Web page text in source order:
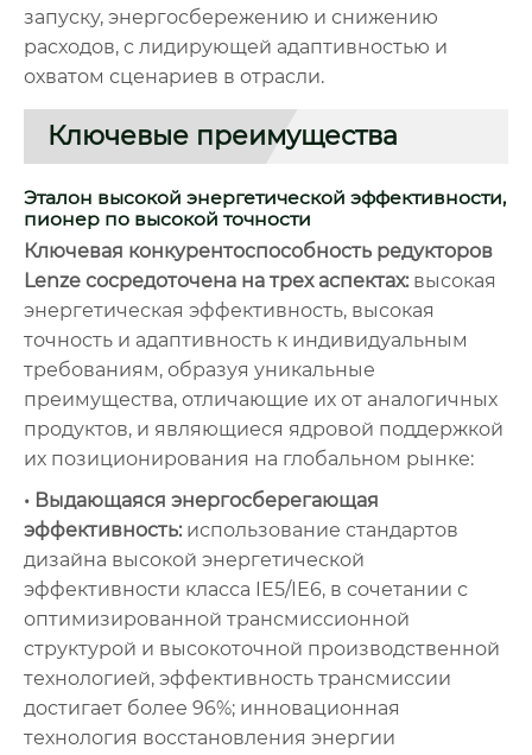
запуску, энергосбережению и снижению
расходов, с лидирующей адаптивностью и
охватом сценариев в отрасли.
Ключевые преимущества
Эталон высокой энергетической эффективности,
пионер по высокой точности
Ключевая конкурентоспособность редукторов
Lenze сосредоточена на трех аспектах:высокая
энергетическая эффективность, высокая
точность и адаптивность к индивидуальным
требованиям, образуя уникальные
преимущества, отличающие их от аналогичных
продуктов, и являющиеся ядровой поддержкой
их позиционирования на глобальном рынке:
• Выдающаяся энергосберегающая
эффективность:использование стандартов
дизайна высокой энергетической
эффективности класса IE5/IE6, в сочетании с
оптимизированной трансмиссионной
структурой и высокоточной производственной
технологией, эффективность трансмиссии
достигает более 96%; инновационная
технология восстановления энергии